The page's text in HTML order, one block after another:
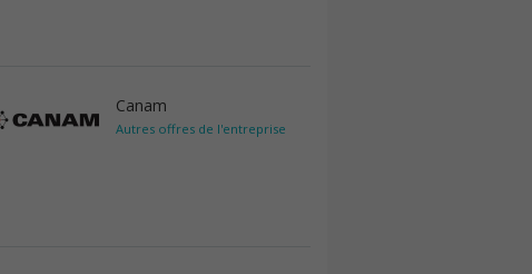
Canam
Autres offres de l'entreprise